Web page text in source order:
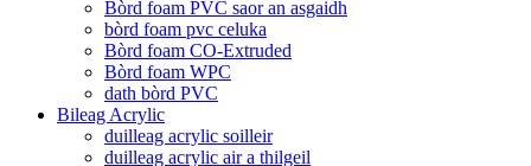
Bòrd foam PVC saor an asgaidh
bòrd foam pvc celuka
Bòrd foam CO-Extruded
Bòrd foam WPC
dath bòrd PVC
Bileag Acrylic
duilleag acrylic soilleir
duilleag acrylic air a thilgeil